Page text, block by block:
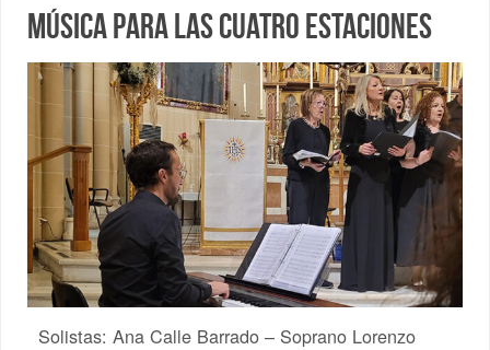
Música para las cuatro estaciones
Solistas: Ana Calle Barrado – Soprano Lorenzo